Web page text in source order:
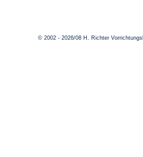
© 2002 - 2026/08 H. Richter